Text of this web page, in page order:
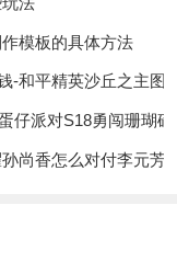
模板的具体方法
-和平精英沙丘之主图
仔派对S18勇闯珊瑚
尚香怎么对付李元芳